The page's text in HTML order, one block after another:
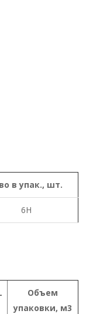
в упак., шт.
6Н
Объем
упаковки, м3